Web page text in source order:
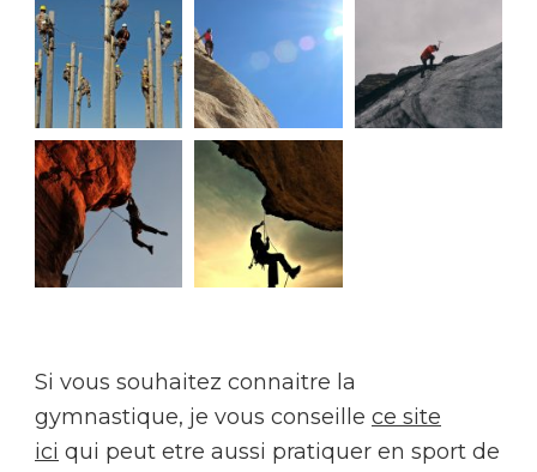
Si vous souhaitez connaitre la
gymnastique, je vous conseille ce site
ici qui peut etre aussi pratiquer en sport de